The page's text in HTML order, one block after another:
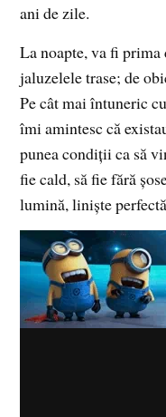
ani de zile.
La noapte, va fi prima
jaluzelele trase; de
Pe cât mai întuneric
îmi amintesc că
punea condiții ca să
fie cald, să fie fără
lumină, liniște